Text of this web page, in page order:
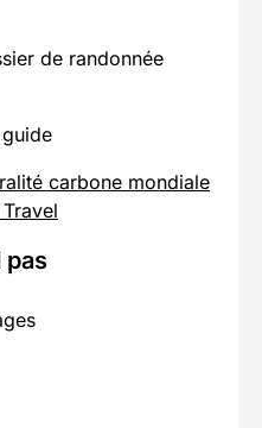
de randonnée
carbone mondiale
pas